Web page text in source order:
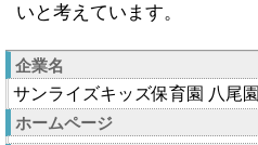
いと考えています。
企業名
サンライズキッズ保育園 八尾園
ホームページ